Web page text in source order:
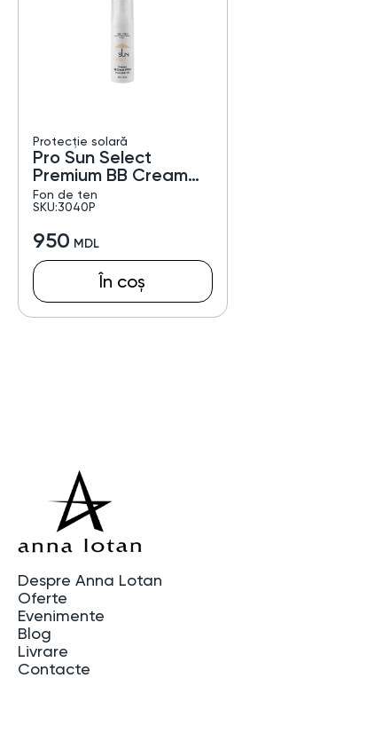
Protecție solară
Pro Sun Select
Premium BB Cream
SPF30
Fon de ten
SKU:3040P
950
În coș
Despre Anna Lotan
Oferte
Evenimente
Blog
Livrare
Contacte